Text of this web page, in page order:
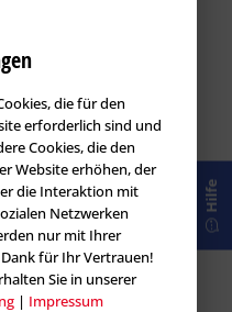
GORI 33 Sensitiv-Lasur
Holzlasur
Artikel-Nr.: GOR-100019
Hilfe
die für den
erforderlich sind und
Cookies, die den
Website erhöhen, der
die Interaktion mit
Netzwerken
nur mit Ihrer
für Ihr Vertrauen!
Sie in unserer
| Impressum